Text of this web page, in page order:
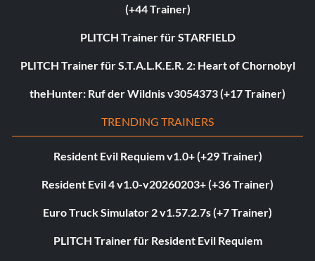
(+44 Trainer)
PLITCH Trainer für STARFIELD
PLITCH Trainer für S.T.A.L.K.E.R. 2: Heart of Chornobyl
theHunter: Ruf der Wildnis v3054373 (+17 Trainer)
TRENDING TRAINERS
Resident Evil Requiem v1.0+ (+29 Trainer)
Resident Evil 4 v1.0-v20260203+ (+36 Trainer)
Euro Truck Simulator 2 v1.57.2.7s (+7 Trainer)
PLITCH Trainer für Resident Evil Requiem